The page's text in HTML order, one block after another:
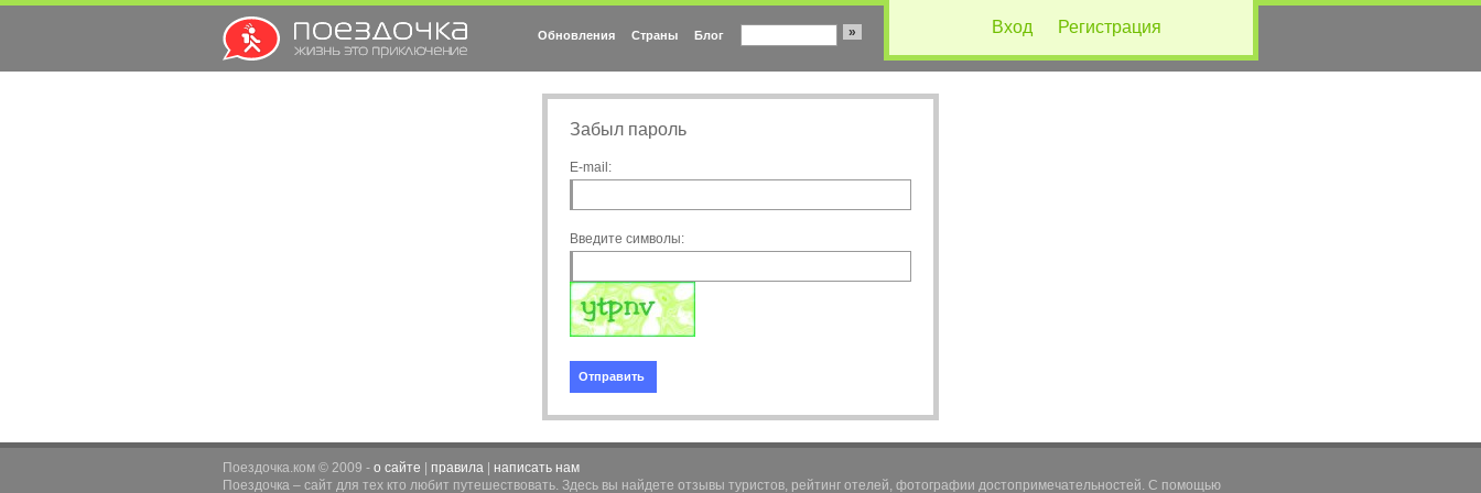
Вход Регистрация
Обновления Страны Блог »
Забыл пароль
E-mail:
Введите символы:
Отправить
Поездочка.ком © 2009 - о сайте правила
написать нам
Поездочка – сайт для тех кто любит путешествовать. Здесь вы найдете отзывы туристов, рейтинг отелей, фотографии достопримечательностей. С помощью